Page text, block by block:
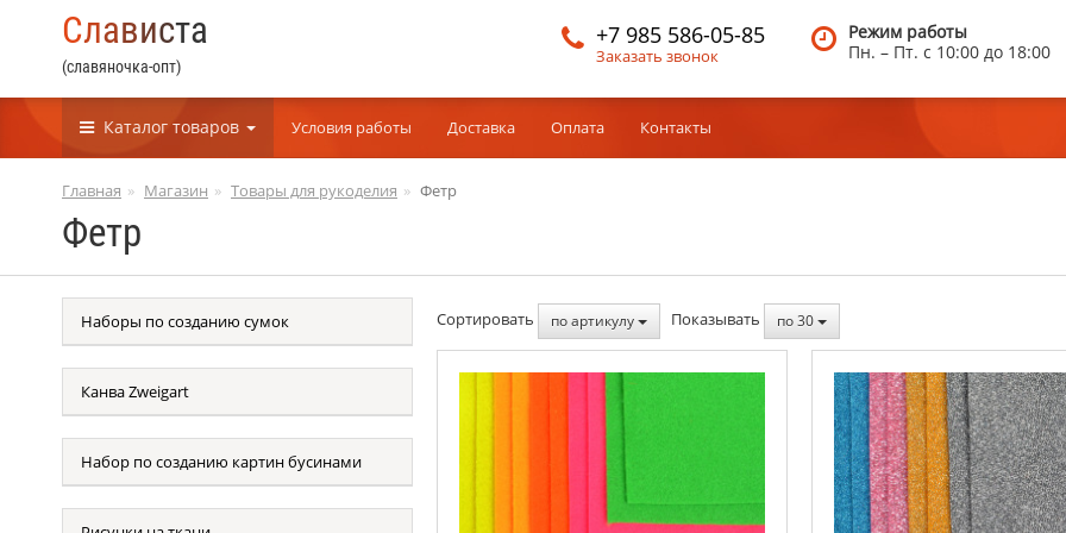
Слависта
(славяночка-опт)
+7 985 586-05-85
Заказать звонок
Режим работы
Пн. – Пт. c 10:00 до 18:00
Каталог товаров Условия работы Доставка Оплата Контакты
Главная Магазин Товары для рукоделия Фетр
Фетр
Наборы по созданию сумок
Канва Zweigart
Набор по созданию картин бусинами
Сортировать по артикулу Показывать по 30